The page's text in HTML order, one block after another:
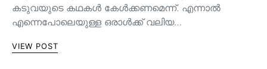
കടുവയുടെ കഥകൾ കേൾക്കണമെന്ന്. എന്നാൽ
എന്നെപോലെയുള്ള ഒരാൾക്ക് വലിയ…
VIEW POST